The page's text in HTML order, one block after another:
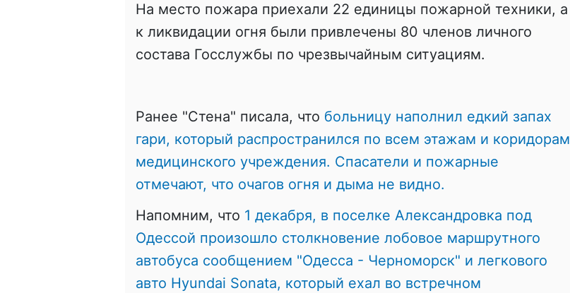
На место пожара приехали 22 единицы пожарной техники, а
к ликвидации огня были привлечены 80 членов личного
состава Госслужбы по чрезвычайным ситуациям.
Ранее "Стена" писала, что больницу наполнил едкий запах
гари, который распространился по всем этажам и коридорам
медицинского учреждения. Спасатели и пожарные
отмечают, что очагов огня и дыма не видно.
Напомним, что 1 декабря, в поселке Александровка под
Одессой произошло столкновение лобовое маршрутного
автобуса сообщением "Одесса - Черноморск" и легкового
авто Hyundai Sonata, который ехал во встречном